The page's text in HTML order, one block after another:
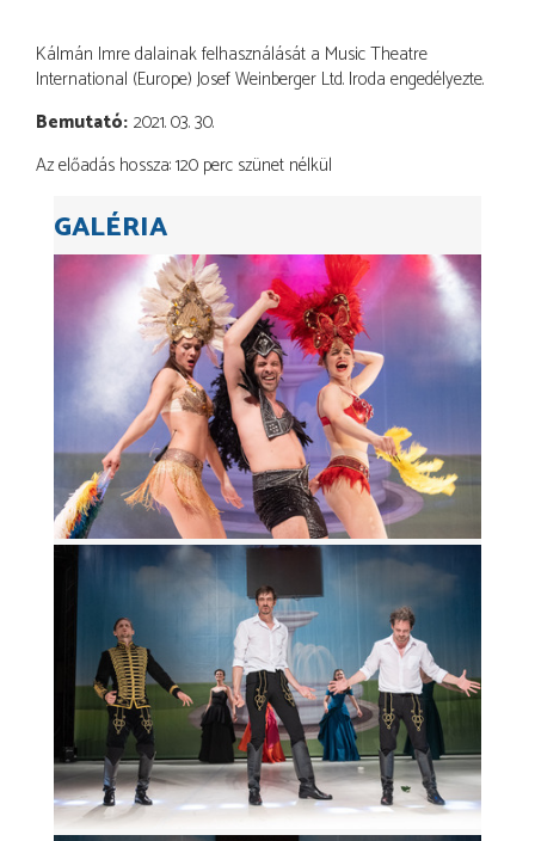
Kálmán Imre dalainak felhasználását a Music Theatre
International (Europe) Josef Weinberger Ltd. Iroda engedélyezte.
Bemutató 2021. 03. 30.
Az előadás hossza: 120 perc szünet nélkül
GALÉRIA